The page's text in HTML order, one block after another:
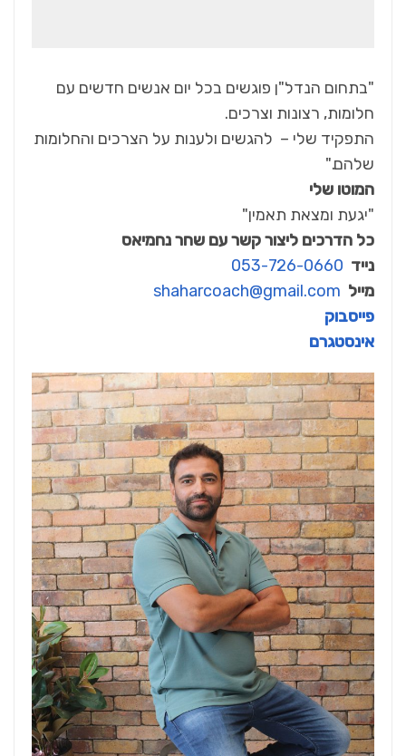
"בתחום הנדל"ן פוגשים בכל יום אנשים חדשים עם
חלומות, רצונות וצרכים.
התפקיד שלי – להגשים ולענות על הצרכים והחלומות
שלהם."
המוטו שלי
"יגעת ומצאת תאמין"
כל הדרכים ליצור קשר עם שחר נחמיאס
נייד 053-726-0660
מייל shaharcoach@gmail.com
פייסבוק
אינסטגרם